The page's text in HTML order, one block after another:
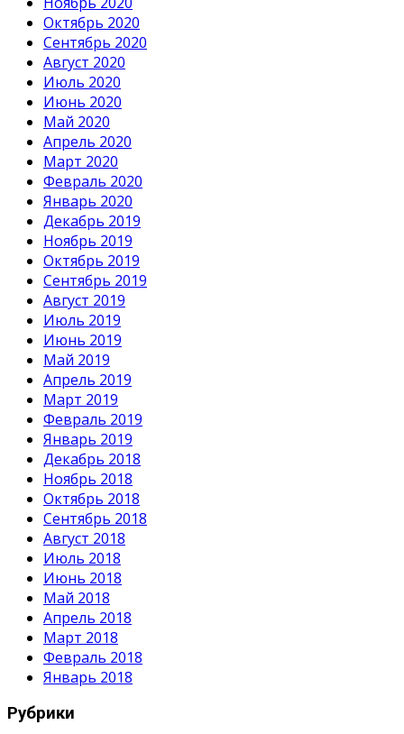
Октябрь 2020
Сентябрь 2020
Август 2020
Июль 2020
Июнь 2020
Май 2020
Апрель 2020
Март 2020
Февраль 2020
Январь 2020
Декабрь 2019
Ноябрь 2019
Октябрь 2019
Сентябрь 2019
Август 2019
Июль 2019
Июнь 2019
Май 2019
Апрель 2019
Март 2019
Февраль 2019
Январь 2019
Декабрь 2018
Ноябрь 2018
Октябрь 2018
Сентябрь 2018
Август 2018
Июль 2018
Июнь 2018
Май 2018
Апрель 2018
Март 2018
Февраль 2018
Январь 2018
Рубрики